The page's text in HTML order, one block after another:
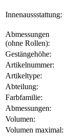
Innenaussstattung:
Abmessungen
(ohne Rollen):
Gestängehöhe:
Artikelnummer:
Artikeltype:
Abteilung:
Farbfamilie:
Abmessungen:
Volumen:
Volumen maximal: